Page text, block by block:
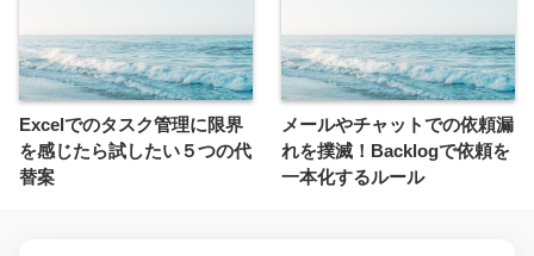
Excelでのタスク管理に限界
を感じたら試したい５つの代
替案
メールやチャットでの依頼漏
れを撲滅！Backlogで依頼を
一本化するルール